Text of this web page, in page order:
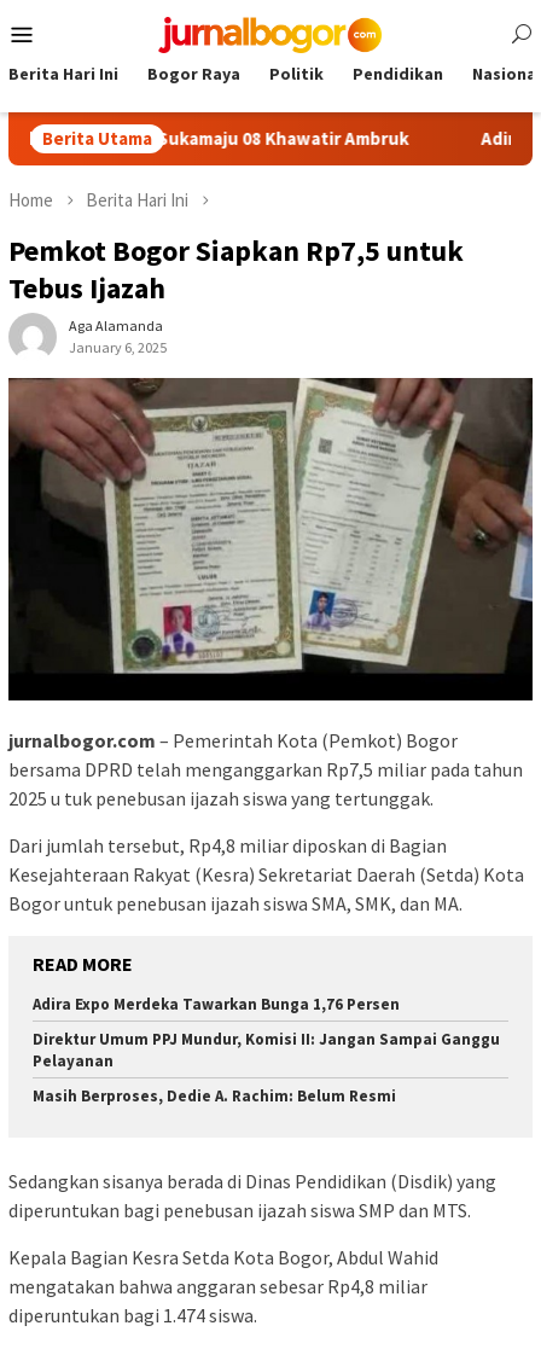
to
Menu
Berita Hari Ini Bogor Raya Politik Pendidikan Nasional
Berita Utama
SDN Sukamaju 08 Khawatir Ambruk Adira Expo
Home Berita Hari Ini
Pemkot Bogor Siapkan Rp7,5 untuk
Tebus Ijazah
Aga Alamanda
January 6, 2025
jurnalbogor.com – Pemerintah Kota (Pemkot) Bogor
bersama DPRD telah menganggarkan Rp7,5 miliar pada tahun
2025 u tuk penebusan ijazah siswa yang tertunggak.
Dari jumlah tersebut, Rp4,8 miliar diposkan di Bagian
Kesejahteraan Rakyat (Kesra) Sekretariat Daerah (Setda) Kota
Bogor untuk penebusan ijazah siswa SMA, SMK, dan MA.
READ MORE
Adira Expo Merdeka Tawarkan Bunga 1,76 Persen
Direktur Umum PPJ Mundur, Komisi II: Jangan Sampai Ganggu
Pelayanan
Masih Berproses, Dedie A. Rachim: Belum Resmi
Sedangkan sisanya berada di Dinas Pendidikan (Disdik) yang
diperuntukan bagi penebusan ijazah siswa SMP dan MTS.
Kepala Bagian Kesra Setda Kota Bogor, Abdul Wahid
mengatakan bahwa anggaran sebesar Rp4,8 miliar
diperuntukan bagi 1.474 siswa.